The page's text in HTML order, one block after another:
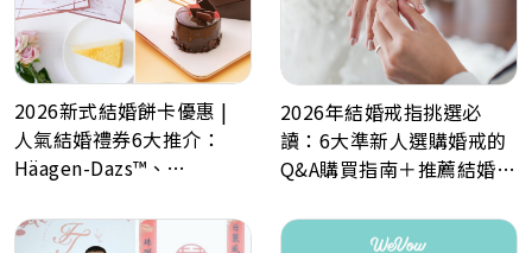
2026新式結婚餅卡優惠 |
人氣結婚禮券6大推介：
Häagen-Dazs™、
Lafayet、Lucullus 龍島
2026年結婚戒指挑選必
讀：6大準新人選購婚戒的
Q&A購買指南＋推薦結婚戒